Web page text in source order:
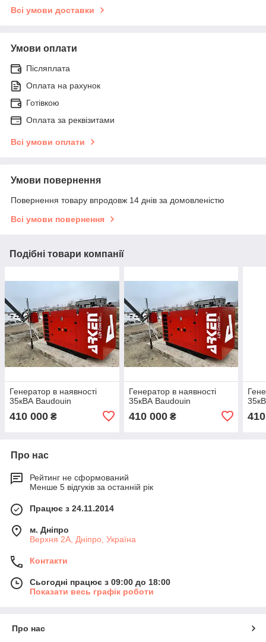
Всі умови доставки
Умови оплати
Післяплата
Оплата на рахунок
Готівкою
Оплата за реквізитами
Всі умови оплати
Умови повернення
Повернення товару впродовж 14 днів за домовленістю
Всі умови повернення
Подібні товари компанії
Генератор в наявності
35кВА Baudouin
410 000 ₴
Генератор в наявності
35кВА Baudouin
410 000₴
Про нас
Рейтинг не сформований
Менше 5 відгуків за останній рік
Працює з 24.11.2014
м. Дніпро
Верхня 2А, Дніпро, Україна
Контакти
Сьогодні працює з 09:00 до 18:00
Показати весь графік роботи
Про нас